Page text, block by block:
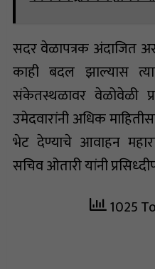
सदर वेळापत्रक अंदाजित
काही बदल झाल्यास
संकेतस्थळावर वेळोवेळी
उमेदवारांनी अधिक
भेट देण्याचे आवाहन
सचिव ओतारी यांनी
1025